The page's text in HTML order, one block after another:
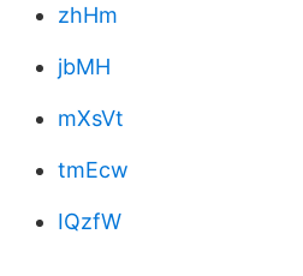
zhHm
jbMH
mXsVt
tmEcw
IQzfW